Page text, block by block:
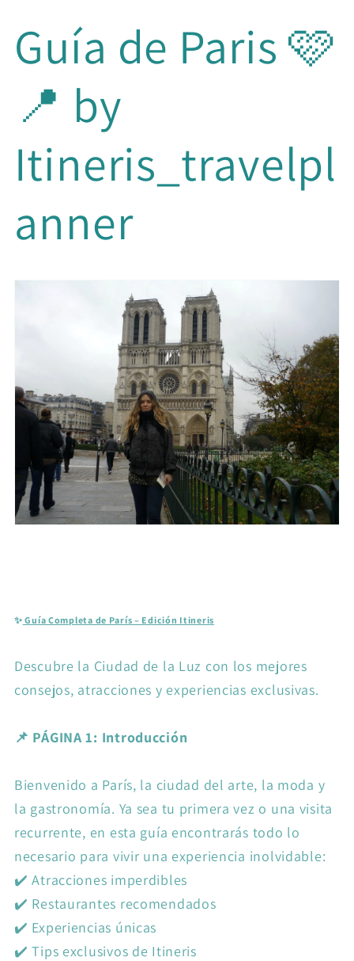
al contenido
Guía de Paris 🩷
📍 by
Itineris_travelpl
anner
✨ Guía Completa de París – Edición Itineris
Descubre la Ciudad de la Luz con los mejores
consejos, atracciones y experiencias exclusivas.
📌 PÁGINA 1: Introducción
Bienvenido a París, la ciudad del arte, la moda y
la gastronomía. Ya sea tu primera vez o una visita
recurrente, en esta guía encontrarás todo lo
necesario para vivir una experiencia inolvidable:
✔️ Atracciones imperdibles
✔️ Restaurantes recomendados
✔️ Experiencias únicas
✔️ Tips exclusivos de Itineris